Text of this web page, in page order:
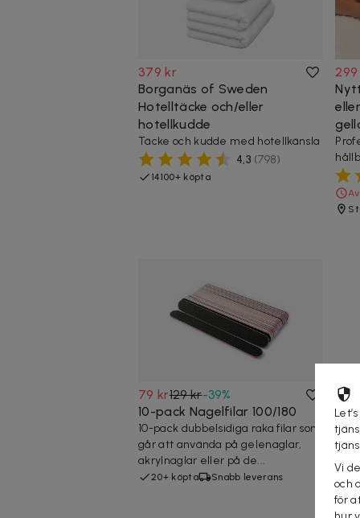
379 kr
Borganäs of Sweden
Hotelltäcke och/eller
hotellkudde
Täcke och kudde med hotellkänsla
4,3 (798)
14100+ köpta
79 kr129 kr-39%
10-pack Nagelfilar 100/180
10-pack dubbelsidiga raka filar som
går att använda på gelenaglar,
akrylnaglar eller på de...
20+ köpta Snabb leverans
Vi
och
för